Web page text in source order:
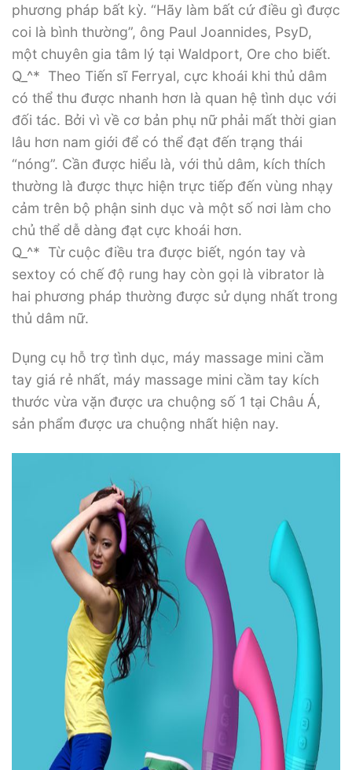
phương pháp bất kỳ. “Hãy làm bất cứ điều gì được
coi là bình thường”, ông Paul Joannides, PsyD,
một chuyên gia tâm lý tại Waldport, Ore cho biết.
Q_^* Theo Tiến sĩ Ferryal, cực khoái khi thủ dâm
có thể thu được nhanh hơn là quan hệ tình dục với
đối tác. Bởi vì về cơ bản phụ nữ phải mất thời gian
lâu hơn nam giới để có thể đạt đến trạng thái
“nóng”. Cần được hiểu là, với thủ dâm, kích thích
thường là được thực hiện trực tiếp đến vùng nhạy
cảm trên bộ phận sinh dục và một số nơi làm cho
chủ thể dễ dàng đạt cực khoái hơn.
Q_^* Từ cuộc điều tra được biết, ngón tay và
sextoy có chế độ rung hay còn gọi là vibrator là
hai phương pháp thường được sử dụng nhất trong
thủ dâm nữ.
Dụng cụ hỗ trợ tình dục, máy massage mini cầm
tay giá rẻ nhất, máy massage mini cầm tay kích
thước vừa vặn được ưa chuộng số 1 tại Châu Á,
sản phẩm được ưa chuộng nhất hiện nay.